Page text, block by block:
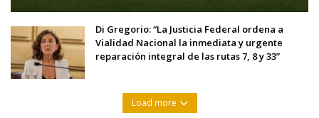
Di Gregorio: “La Justicia Federal ordena a
Vialidad Nacional la inmediata y urgente
reparación integral de las rutas 7, 8 y 33”
Load more